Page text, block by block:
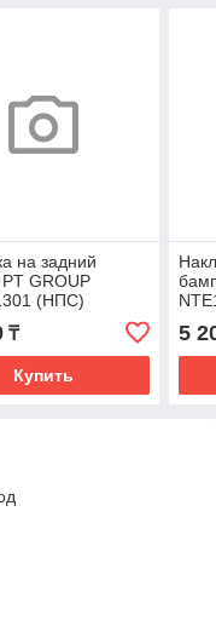
на задний
GROUP
(НПС)
2012-20
₸
Купить
5